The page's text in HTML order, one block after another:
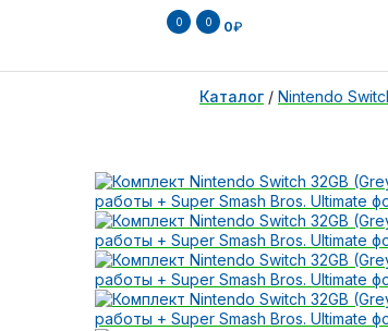
0 0 0₽
Каталог / Nintendo